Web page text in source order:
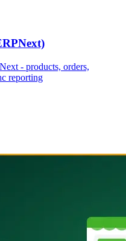
- products, orders,
reporting